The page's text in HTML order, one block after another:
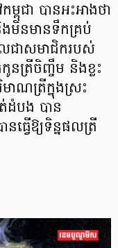
ម្ពុជា បានអះអាងថា
ងមិនមានទឹកគ្រប់
លជាសមាជិករបស់
នត្រីចិញ្ចឹម និងខ្លះ
ាណត្រីក្នុងស្រះ
ដំបង បាន
ធ្វើឱ្យទិន្នផលត្រី